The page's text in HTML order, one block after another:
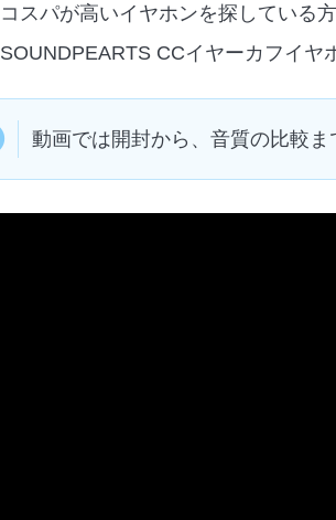
コスパが高いイヤホンを探している方
SOUNDPEARTS CCイヤーカフイヤ
動画では開封から、音質の比較